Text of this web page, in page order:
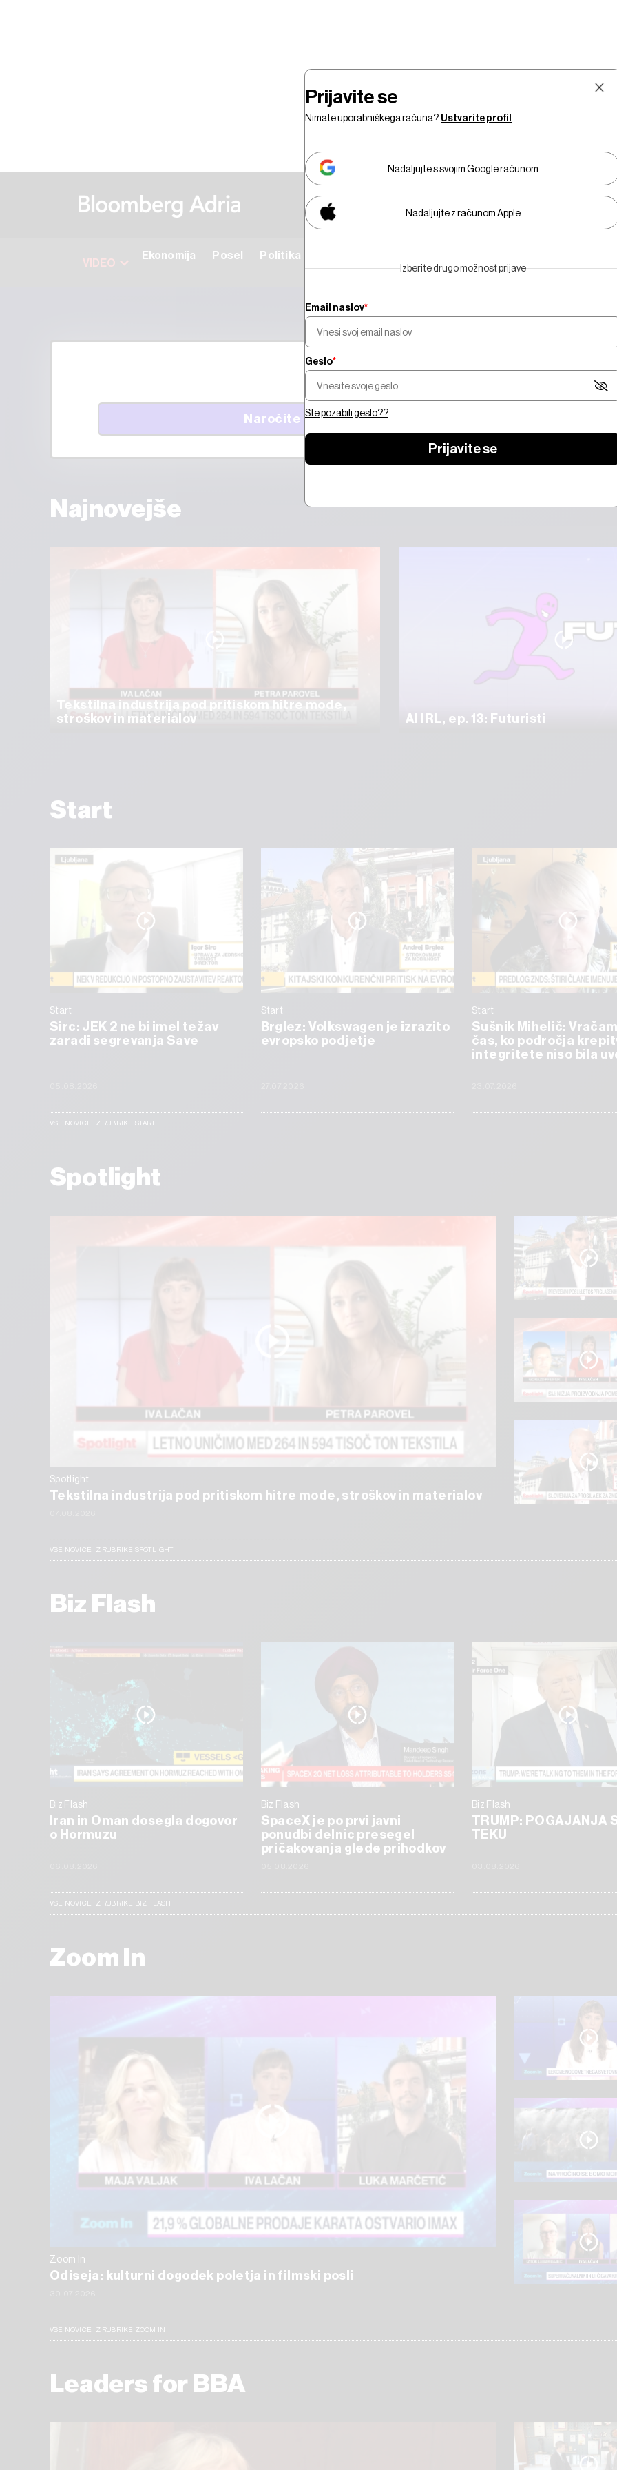
VIDEO
Ekonomija Posel Politika
trgi
Adria
Za ogled video vsebine morate biti naročniki.
Naročite se
Najnovejše
Tekstilna industrija pod pritiskom hitre mode,
stroškov in materialov
AI IRL, ep. 13: Futuristi
Start
Start
Sirc: JEK 2 ne bi imel težav
zaradi segrevanja Save
Start
Brglez: Volkswagen je izrazito
evropsko podjetje
Start
Sušnik Mihelič:
čas, ko področja
integritete niso bila
VSE NOVICE IZ RUBRIKE START
Spotlight
Spotlight
Tekstilna industrija pod pritiskom hitre mode, stroškov in materialov
VSE NOVICE IZ RUBRIKE SPOTLIGHT
Biz Flash
Biz Flash
Iran in Oman dosegla dogovor
o Hormuzu
Biz Flash
SpaceX je po prvi javni
ponudbi delnic presegel
pričakovanja glede prihodkov
Biz Flash
TRUMP: POGAJANJA
TEKU
VSE NOVICE IZ RUBRIKE BIZ FLASH
Zoom In
Zoom In
Odiseja: kulturni dogodek poletja in filmski posli
VSE NOVICE IZ RUBRIKE ZOOM IN
Leaders for BBA
Prijavite se
Nimate uporabniškega računa? Ustvarite profil
Nadaljujte s svojim Google računom
Nadaljujte z računom Apple
Izberite drugo možnost prijave
Email naslov*
Geslo*
Ste pozabili geslo??
Prijavite se